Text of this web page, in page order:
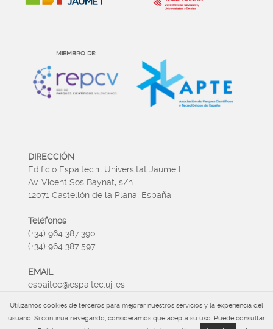
MIEMBRO DE:
DIRECCIÓN
Edificio Espaitec 1, Universitat Jaume I
Av. Vicent Sos Baynat, s/n
12071 Castellón de la Plana, España
Teléfonos
(+34) 964 387 390
(+34) 964 387 597
EMAIL
espaitec@espaitec.uji.es
HORARIO
Lunes a Viernes 09:00 – 15.00
Utilizamos cookies de terceros para mejorar nuestros servicios y la experiencia del
usuario. Si continúa navegando, consideramos que acepta su uso. Puede consultar